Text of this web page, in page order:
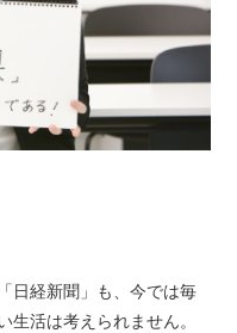
ない人
日経新聞」も、今では毎
活は考えられません。